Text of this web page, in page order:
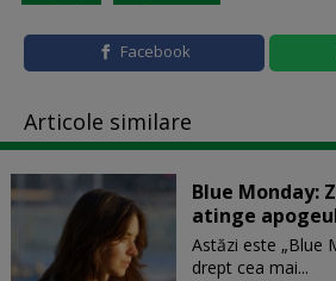
Facebook
Articole similare
Blue Monday:
atinge
Astăzi este „Blue
drept cea mai...